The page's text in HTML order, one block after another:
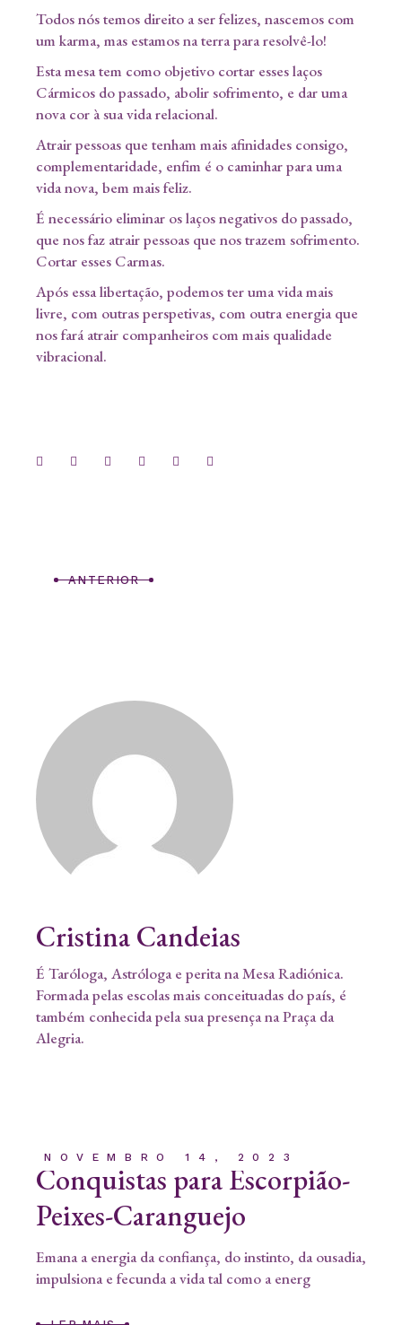
Todos nós temos direito a ser felizes, nascemos com
um karma, mas estamos na terra para resolvê-lo!
Esta mesa tem como objetivo cortar esses laços
Cármicos do passado, abolir sofrimento, e dar uma
nova cor à sua vida relacional.
Atrair pessoas que tenham mais afinidades consigo,
complementaridade, enfim é o caminhar para uma
vida nova, bem mais feliz.
É necessário eliminar os laços negativos do passado,
que nos faz atrair pessoas que nos trazem sofrimento.
Cortar esses Carmas.
Após essa libertação, podemos ter uma vida mais
livre, com outras perspetivas, com outra energia que
nos fará atrair companheiros com mais qualidade
vibracional.
ANTERIOR
Cristina Candeias
É Taróloga, Astróloga e perita na Mesa Radiónica.
Formada pelas escolas mais conceituadas do país, é
também conhecida pela sua presença na Praça da
Alegria.
NOVEMBRO 14, 2023
Conquistas para Escorpião-
Peixes-Caranguejo
Emana a energia da confiança, do instinto, da ousadia,
impulsiona e fecunda a vida tal como a energ